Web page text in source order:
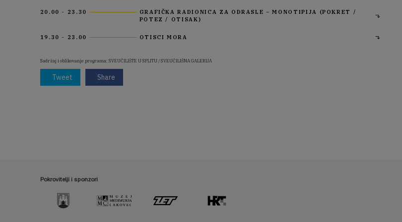
20.00 - 23.30
GRAFIČKA RADIONICA ZA ODRASLE – MONOTIPIJA (POKRET /
POTEZ / OTISAK)
19.30 - 23.00 OTISCI MORA
Sadržaj i oblikovanje programa: SVEUČILIŠTE U SPLITU / SVEUČILIŠNA GALERIJA
Tweet Share
Pokrovitelji i sponzori